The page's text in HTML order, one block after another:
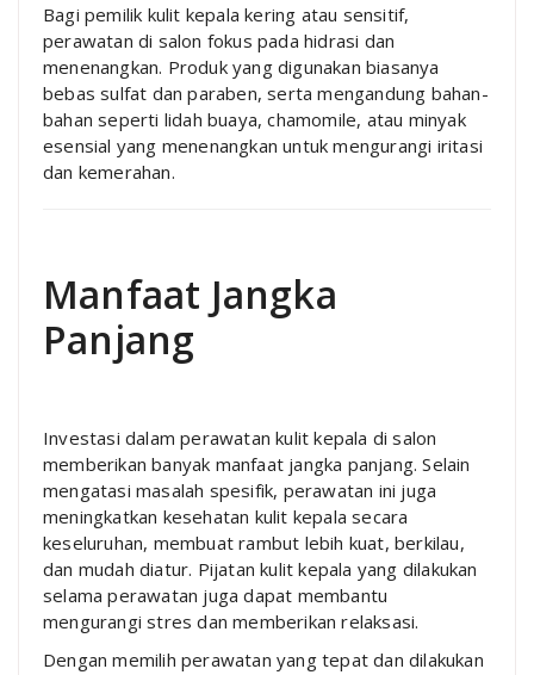
Bagi pemilik kulit kepala kering atau sensitif,
perawatan di salon fokus pada hidrasi dan
menenangkan. Produk yang digunakan biasanya
bebas sulfat dan paraben, serta mengandung bahan-
bahan seperti lidah buaya, chamomile, atau minyak
esensial yang menenangkan untuk mengurangi iritasi
dan kemerahan.
Manfaat Jangka
Panjang
Investasi dalam perawatan kulit kepala di salon
memberikan banyak manfaat jangka panjang. Selain
mengatasi masalah spesifik, perawatan ini juga
meningkatkan kesehatan kulit kepala secara
keseluruhan, membuat rambut lebih kuat, berkilau,
dan mudah diatur. Pijatan kulit kepala yang dilakukan
selama perawatan juga dapat membantu
mengurangi stres dan memberikan relaksasi.
Dengan memilih perawatan yang tepat dan dilakukan